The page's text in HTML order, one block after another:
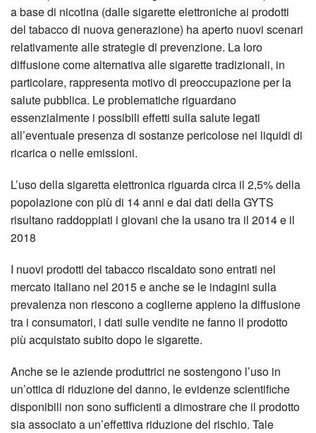
a base di nicotina (dalle sigarette elettroniche ai prodotti
del tabacco di nuova generazione) ha aperto nuovi scenari
relativamente alle strategie di prevenzione. La loro
diffusione come alternativa alle sigarette tradizionali, in
particolare, rappresenta motivo di preoccupazione per la
salute pubblica. Le problematiche riguardano
essenzialmente i possibili effetti sulla salute legati
all’eventuale presenza di sostanze pericolose nei liquidi di
ricarica o nelle emissioni.
L’uso della sigaretta elettronica riguarda circa il 2,5% della
popolazione con più di 14 anni e dai dati della GYTS
risultano raddoppiati i giovani che la usano tra il 2014 e il
2018
I nuovi prodotti del tabacco riscaldato sono entrati nel
mercato italiano nel 2015 e anche se le indagini sulla
prevalenza non riescono a coglierne appieno la diffusione
tra i consumatori, i dati sulle vendite ne fanno il prodotto
più acquistato subito dopo le sigarette.
Anche se le aziende produttrici ne sostengono l’uso in
un’ottica di riduzione del danno, le evidenze scientifiche
disponibili non sono sufficienti a dimostrare che il prodotto
sia associato a un’effettiva riduzione del rischio. Tale